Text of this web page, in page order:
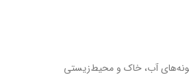
آب، خاک و محیط‌زیستی